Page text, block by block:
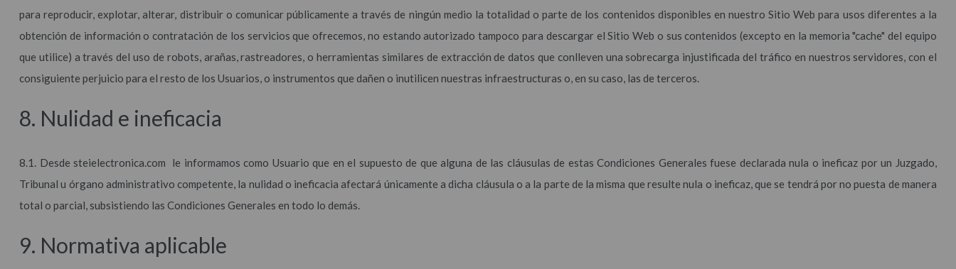
para reproducir, explotar, alterar, distribuir o comunicar públicamente a través de ningún medio la totalidad o parte de los contenidos disponibles en nuestro Sitio Web para usos diferentes a la
obtención de información o contratación de los servicios que ofrecemos, no estando autorizado tampoco para descargar el Sitio Web o sus contenidos (excepto en la memoria "cache" del equipo
que utilice) a través del uso de robots, arañas, rastreadores, o herramientas similares de extracción de datos que conlleven una sobrecarga injustificada del tráfico en nuestros servidores, con el
consiguiente perjuicio para el resto de los Usuarios, o instrumentos que dañen o inutilicen nuestras infraestructuras o, en su caso, las de terceros.
8. Nulidad e ineficacia
8.1. Desde steielectronica.com le informamos como Usuario que en el supuesto de que alguna de las cláusulas de estas Condiciones Generales fuese declarada nula o ineficaz por un Juzgado,
Tribunal u órgano administrativo competente, la nulidad o ineficacia afectará únicamente a dicha cláusula o a la parte de la misma que resulte nula o ineficaz, que se tendrá por no puesta de manera
total o parcial, subsistiendo las Condiciones Generales en todo lo demás.
9. Normativa aplicable